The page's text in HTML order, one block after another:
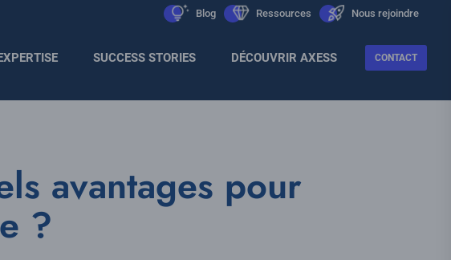
Blog
icon Ressources
icon Nous rejoindre
icon
SUCCESS STORIES DÉCOUVRIR AXESS CONTACT
avantages pour
?